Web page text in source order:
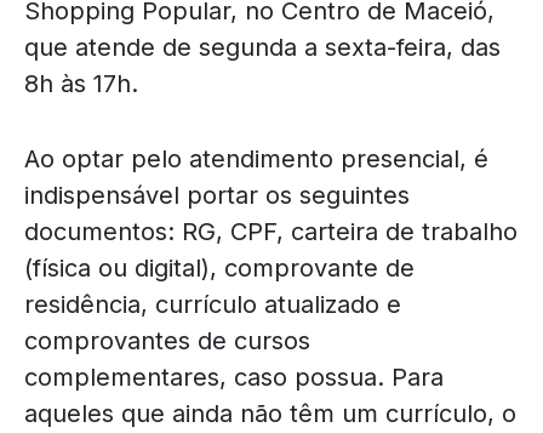
Shopping Popular, no Centro de Maceió,
que atende de segunda a sexta-feira, das
8h às 17h.
Ao optar pelo atendimento presencial, é
indispensável portar os seguintes
documentos: RG, CPF, carteira de trabalho
(física ou digital), comprovante de
residência, currículo atualizado e
comprovantes de cursos
complementares, caso possua. Para
aqueles que ainda não têm um currículo, o